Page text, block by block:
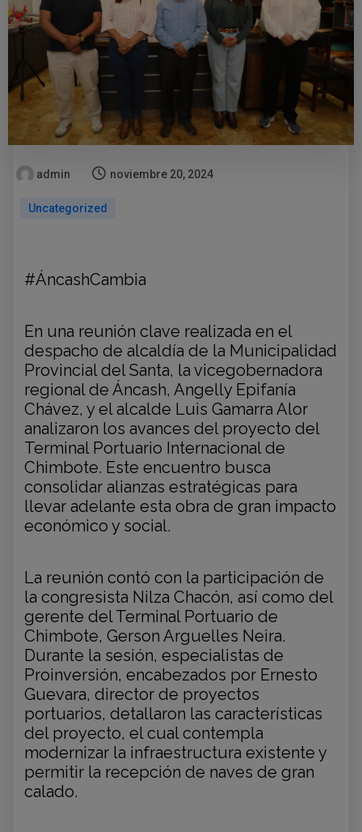
admin noviembre 20, 2024
Uncategorized
#ÁncashCambia
En una reunión clave realizada en el
despacho de alcaldía de la Municipalidad
Provincial del Santa, la vicegobernadora
regional de Áncash, Angelly Epifanía
Chávez, y el alcalde Luis Gamarra Alor
analizaron los avances del proyecto del
Terminal Portuario Internacional de
Chimbote. Este encuentro busca
consolidar alianzas estratégicas para
llevar adelante esta obra de gran impacto
económico y social.
La reunión contó con la participación de
la congresista Nilza Chacón, así como del
gerente del Terminal Portuario de
Chimbote, Gerson Arguelles Neira.
Durante la sesión, especialistas de
Proinversión, encabezados por Ernesto
Guevara, director de proyectos
portuarios, detallaron las características
del proyecto, el cual contempla
modernizar la infraestructura existente y
permitir la recepción de naves de gran
calado.